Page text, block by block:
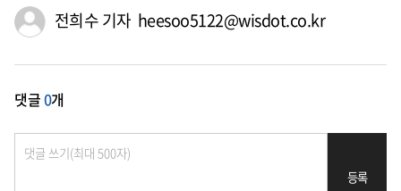
전희수 기자 heesoo5122@wisdot.co.kr
댓글0개
등록